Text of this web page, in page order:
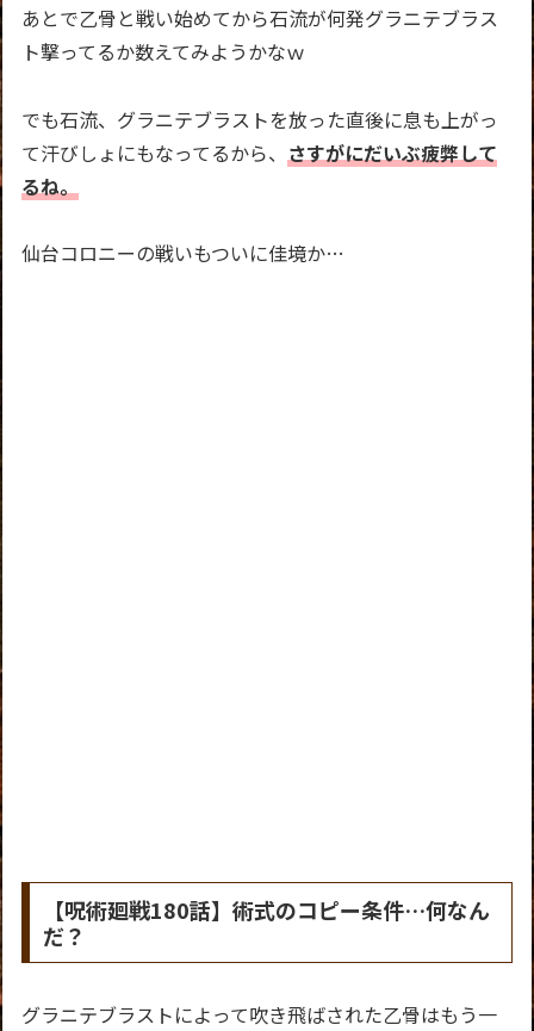
あとで乙骨と戦い始めてから石流が何発グラニテブラス
ト撃ってるか数えてみようかなｗ
でも石流、グラニテブラストを放った直後に息も上がっ
て汗びしょにもなってるから、 さすがにだいぶ疲弊して
るね。
仙台コロニーの戦いもついに佳境か…
【呪術廻戦180話】術式のコピー条件…何なん
だ？
グラニテブラストによって吹き飛ばされた乙骨はもう一